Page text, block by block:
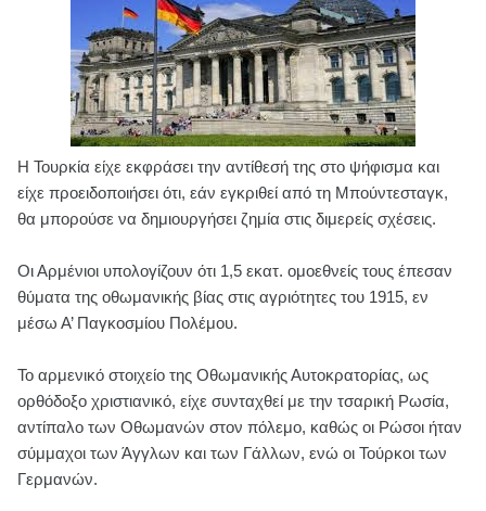
Η Τουρκία είχε εκφράσει την αντίθεσή της στο ψήφισμα και
είχε προειδοποιήσει ότι, εάν εγκριθεί από τη Μπούντεσταγκ,
θα μπορούσε να δημιουργήσει ζημία στις διμερείς σχέσεις.
Οι Αρμένιοι υπολογίζουν ότι 1,5 εκατ. ομοεθνείς τους έπεσαν
θύματα της οθωμανικής βίας στις αγριότητες του 1915, εν
μέσω Α’ Παγκοσμίου Πολέμου.
Το αρμενικό στοιχείο της Οθωμανικής Αυτοκρατορίας, ως
ορθόδοξο χριστιανικό, είχε συνταχθεί με την τσαρική Ρωσία,
αντίπαλο των Οθωμανών στον πόλεμο, καθώς οι Ρώσοι ήταν
σύμμαχοι των Άγγλων και των Γάλλων, ενώ οι Τούρκοι των
Γερμανών.